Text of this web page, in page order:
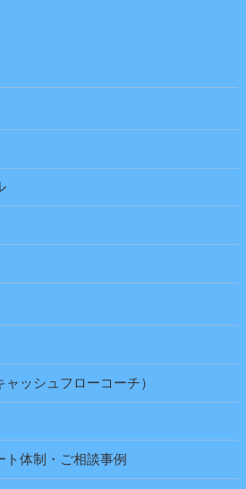
ッシュフローコーチ）
ト体制・ご相談事例